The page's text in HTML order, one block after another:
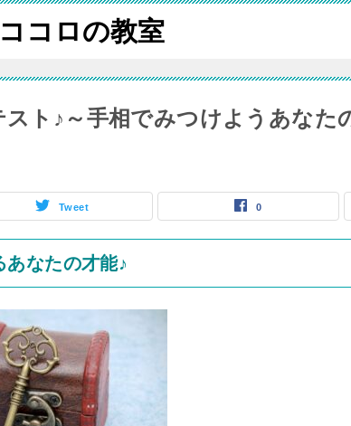
コロの教室
スト♪～手相でみつけようあなた
Tweet 0
あなたの才能♪